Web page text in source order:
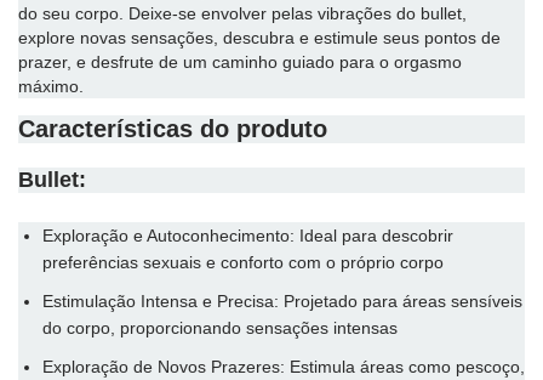
do seu corpo. Deixe-se envolver pelas vibrações do bullet,
explore novas sensações, descubra e estimule seus pontos de
prazer, e desfrute de um caminho guiado para o orgasmo
máximo.
Características do produto
Bullet:
Exploração e Autoconhecimento: Ideal para descobrir
preferências sexuais e conforto com o próprio corpo
Estimulação Intensa e Precisa: Projetado para áreas sensíveis
do corpo, proporcionando sensações intensas
Exploração de Novos Prazeres: Estimula áreas como pescoço,